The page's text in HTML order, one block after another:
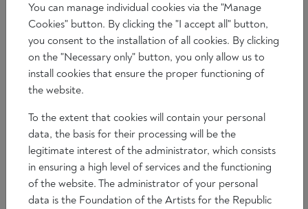
2024-12-13
Czas czytania 12 min
You can manage individual cookies via the "Manage
Cookies" button. By clicking the "I accept all" button,
you consent to the installation of all cookies. By clicking
on the "Necessary only" button, you only allow us to
install cookies that ensure the proper functioning of
the website.
To the extent that cookies will contain your personal
data, the basis for their processing will be the
legitimate interest of the administrator, which consists
in ensuring a high level of services and the functioning
of the website. The administrator of your personal
data is the Foundation of the Artists for the Republic